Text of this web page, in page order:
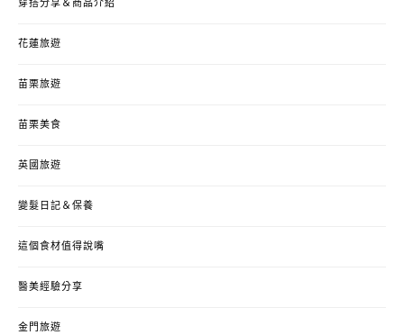
穿搭分享＆商品介紹
花蓮旅遊
苗栗旅遊
苗栗美食
英國旅遊
變髮日記＆保養
這個食材值得說嘴
醫美經驗分享
金門旅遊